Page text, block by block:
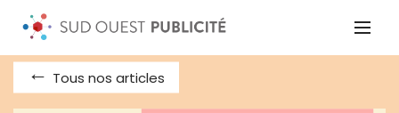
Tous nos articles